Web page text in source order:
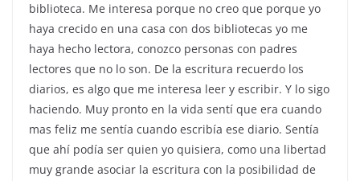
biblioteca. Me interesa porque no creo que porque yo
haya crecido en una casa con dos bibliotecas yo me
haya hecho lectora, conozco personas con padres
lectores que no lo son. De la escritura recuerdo los
diarios, es algo que me interesa leer y escribir. Y lo sigo
haciendo. Muy pronto en la vida sentí que era cuando
mas feliz me sentía cuando escribía ese diario. Sentía
que ahí podía ser quien yo quisiera, como una libertad
muy grande asociar la escritura con la posibilidad de